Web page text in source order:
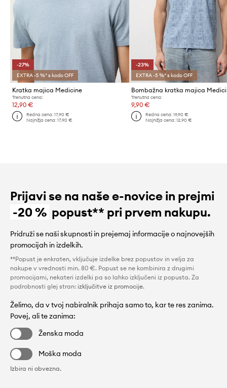
-27%
EXTRA -5 %* s kodo OFF
Kratka majica Medicine
Trenutna cena:
12,90 €
Redna cena:17,90 €
Najnižja cena:17,90 €
-23%
EXTRA -5 %* s kodo OFF
Bombažna kratka majica
Trenutna cena:
9,90 €
Redna cena: 19,90 €
Najnižja cena: 12,90 €
Prijavi se na naše e-novice in prejmi
-20 % popust** pri prvem nakupu.
Pridruži se naši skupnosti in prejemaj informacije o najnovejših
promocijah in izdelkih.
**Popust je enkraten, vključuje izdelke brez popustov in velja za
nakupe v vrednosti min. 80 €. Popust se ne kombinira z drugimi
promocijami, nekateri izdelki pa so lahko izključeni iz popusta. Za
podrobnosti glej stran: izključitve iz promocije.
Želimo, da v tvoj nabiralnik prihaja samo to, kar te res zanima.
Povej, ali te zanima:
Ženska moda
Moška moda
Izbira ni obvezna.